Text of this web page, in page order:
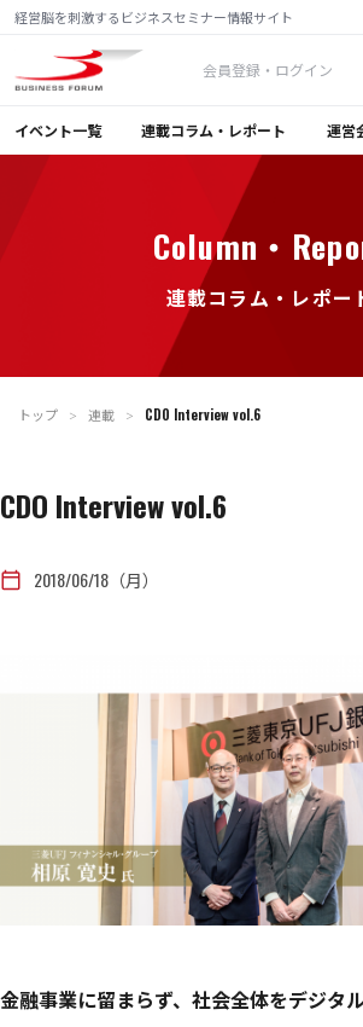
経営脳を刺激するビジネスセミナー情報サイト
会員登録・ログイン
イベント一覧 連載コラム・レポート 運営
Column・
連載コラム・レポー
トップ ＞ 連載 ＞ CDO Interview vol.6
CDO Interview vol.6
calendar_today 2018/06/18（月）
金融事業に留まらず、社会全体をデジタ